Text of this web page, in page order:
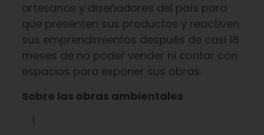
artesanos y diseñadores del país para
que presenten sus productos y reactiven
sus emprendimientos después de casi 18
meses de no poder vender ni contar con
espacios para exponer sus obras.
Sobre las obras ambientales